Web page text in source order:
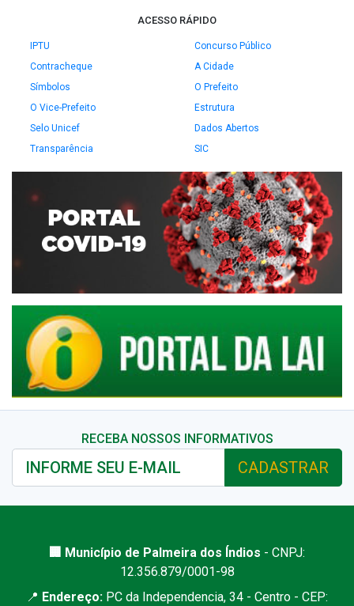
ACESSO RÁPIDO
IPTU
Concurso Público
Contracheque
A Cidade
Símbolos
O Prefeito
O Vice-Prefeito
Estrutura
Selo Unicef
Dados Abertos
Transparência
SIC
RECEBA NOSSOS INFORMATIVOS
CADASTRAR
🏢 Município de Palmeira dos Índios - CNPJ:
12.356.879/0001-98
📍 Endereço: PC da Independencia, 34 - Centro - CEP: